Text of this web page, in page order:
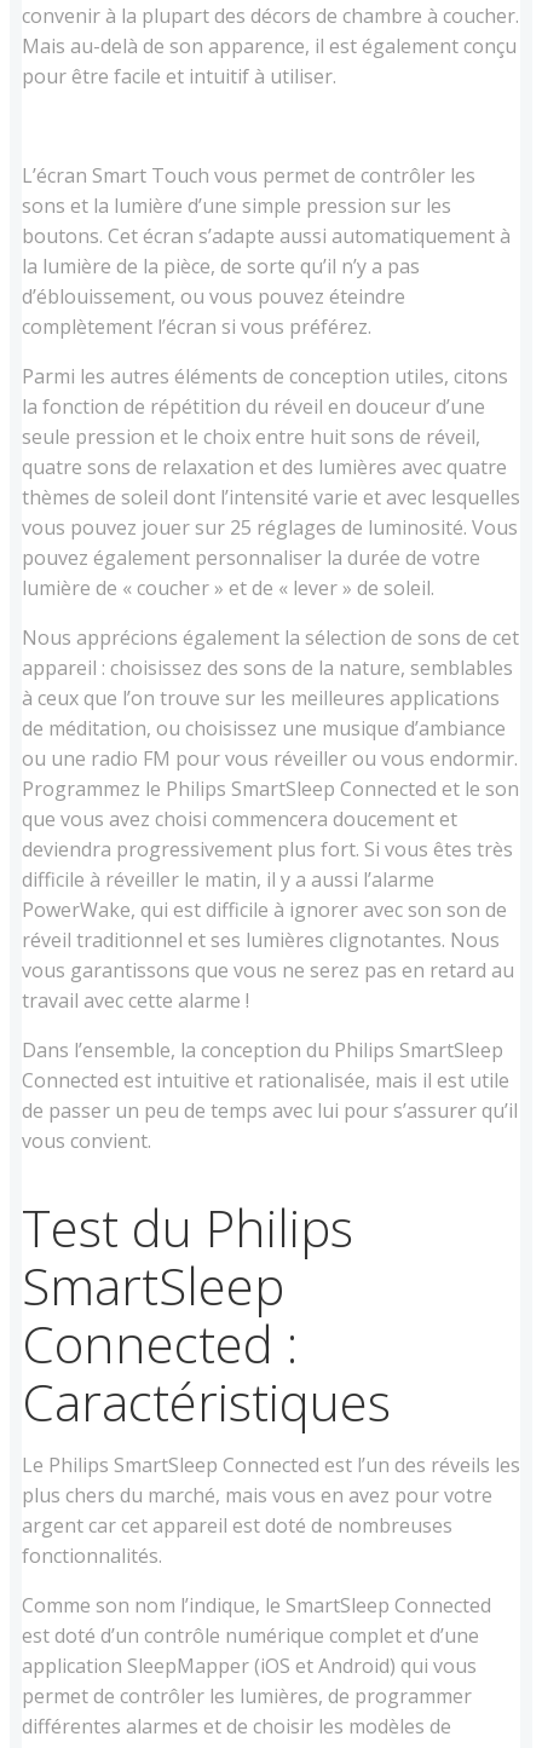
convenir à la plupart des décors de chambre à coucher.
Mais au-delà de son apparence, il est également conçu
pour être facile et intuitif à utiliser.
L’écran Smart Touch vous permet de contrôler les
sons et la lumière d’une simple pression sur les
boutons. Cet écran s’adapte aussi automatiquement à
la lumière de la pièce, de sorte qu’il n’y a pas
d’éblouissement, ou vous pouvez éteindre
complètement l’écran si vous préférez.
Parmi les autres éléments de conception utiles, citons
la fonction de répétition du réveil en douceur d’une
seule pression et le choix entre huit sons de réveil,
quatre sons de relaxation et des lumières avec quatre
thèmes de soleil dont l’intensité varie et avec lesquelles
vous pouvez jouer sur 25 réglages de luminosité. Vous
pouvez également personnaliser la durée de votre
lumière de « coucher » et de « lever » de soleil.
Nous apprécions également la sélection de sons de cet
appareil : choisissez des sons de la nature, semblables
à ceux que l’on trouve sur les meilleures applications
de méditation, ou choisissez une musique d’ambiance
ou une radio FM pour vous réveiller ou vous endormir.
Programmez le Philips SmartSleep Connected et le son
que vous avez choisi commencera doucement et
deviendra progressivement plus fort. Si vous êtes très
difficile à réveiller le matin, il y a aussi l’alarme
PowerWake, qui est difficile à ignorer avec son son de
réveil traditionnel et ses lumières clignotantes. Nous
vous garantissons que vous ne serez pas en retard au
travail avec cette alarme !
Dans l’ensemble, la conception du Philips SmartSleep
Connected est intuitive et rationalisée, mais il est utile
de passer un peu de temps avec lui pour s’assurer qu’il
vous convient.
Test du Philips
SmartSleep
Connected :
Caractéristiques
Le Philips SmartSleep Connected est l’un des réveils les
plus chers du marché, mais vous en avez pour votre
argent car cet appareil est doté de nombreuses
fonctionnalités.
Comme son nom l’indique, le SmartSleep Connected
est doté d’un contrôle numérique complet et d’une
application SleepMapper (iOS et Android) qui vous
permet de contrôler les lumières, de programmer
différentes alarmes et de choisir les modèles de